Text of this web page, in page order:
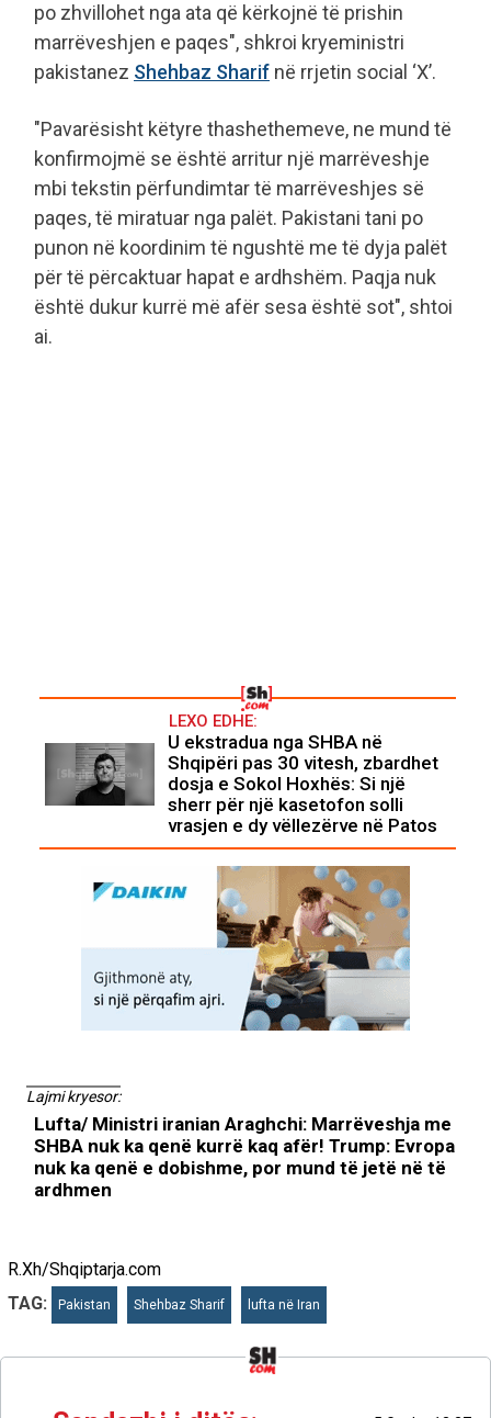
po zhvillohet nga ata që kërkojnë të prishin
marrëveshjen e paqes", shkroi kryeministri
pakistanez Shehbaz Sharif në rrjetin social ‘X’.
"Pavarësisht këtyre thashethemeve, ne mund të
konfirmojmë se është arritur një marrëveshje
mbi tekstin përfundimtar të marrëveshjes së
paqes, të miratuar nga palët. Pakistani tani po
punon në koordinim të ngushtë me të dyja palët
për të përcaktuar hapat e ardhshëm. Paqja nuk
është dukur kurrë më afër sesa është sot", shtoi
ai.
LEXO EDHE:
U ekstradua nga SHBA në
Shqipëri pas 30 vitesh, zbardhet
dosja e Sokol Hoxhës: Si një
sherr për një kasetofon solli
vrasjen e dy vëllezërve në Patos
Lajmi kryesor:
Lufta/ Ministri iranian Araghchi: Marrëveshja me
SHBA nuk ka qenë kurrë kaq afër! Trump: Evropa
nuk ka qenë e dobishme, por mund të jetë në të
ardhmen
R.Xh/Shqiptarja.com
TAG:
Pakistan Shehbaz Sharif lufta në Iran